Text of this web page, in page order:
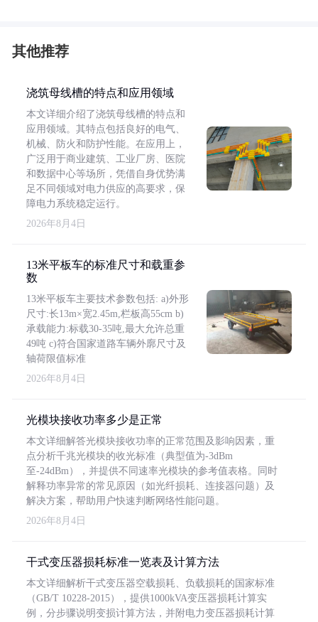
其他推荐
浇筑母线槽的特点和应用领域
本文详细介绍了浇筑母线槽的特点和
应用领域。其特点包括良好的电气、
机械、防火和防护性能。在应用上，
广泛用于商业建筑、工业厂房、医院
和数据中心等场所，凭借自身优势满
足不同领域对电力供应的高要求，保
障电力系统稳定运行。
2026年8月4日
13米平板车的标准尺寸和载重参
数
13米平板车主要技术参数包括: a)外形
尺寸:长13m×宽2.45m,栏板高55cm b)
承载能力:标载30-35吨,最大允许总重
49吨 c)符合国家道路车辆外廓尺寸及
轴荷限值标准
2026年8月4日
光模块接收功率多少是正常
本文详细解答光模块接收功率的正常范围及影响因素，重
点分析千兆光模块的收光标准（典型值为-3dBm
至-24dBm），并提供不同速率光模块的参考值表格。同时
解释功率异常的常见原因（如光纤损耗、连接器问题）及
解决方案，帮助用户快速判断网络性能问题。
2026年8月4日
干式变压器损耗标准一览表及计算方法
本文详细解析干式变压器空载损耗、负载损耗的国家标准
（GB/T 10228-2015），提供1000kVA变压器损耗计算实
例，分步骤说明变损计算方法，并附电力变压器损耗计算